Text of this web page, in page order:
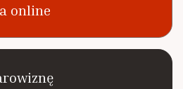
online